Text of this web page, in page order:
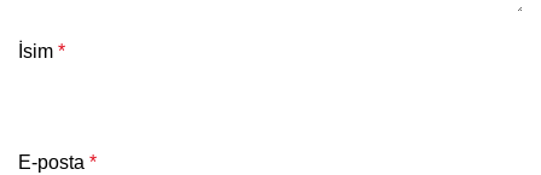
İsim *
E-posta *